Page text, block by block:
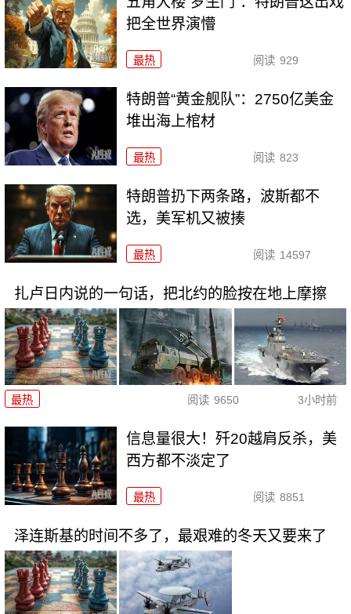
把全世界演懵
最热 阅读 929
特朗普“黄金舰队”：2750亿美金
堆出海上棺材
最热 阅读 823
特朗普扔下两条路，波斯都不
选，美军机又被揍
最热 阅读 14597
扎卢日内说的一句话，把北约的脸按在地上摩擦
最热 阅读 9650 3小时前
信息量很大！歼20越肩反杀，美
西方都不淡定了
最热 阅读 8851
泽连斯基的时间不多了，最艰难的冬天又要来了